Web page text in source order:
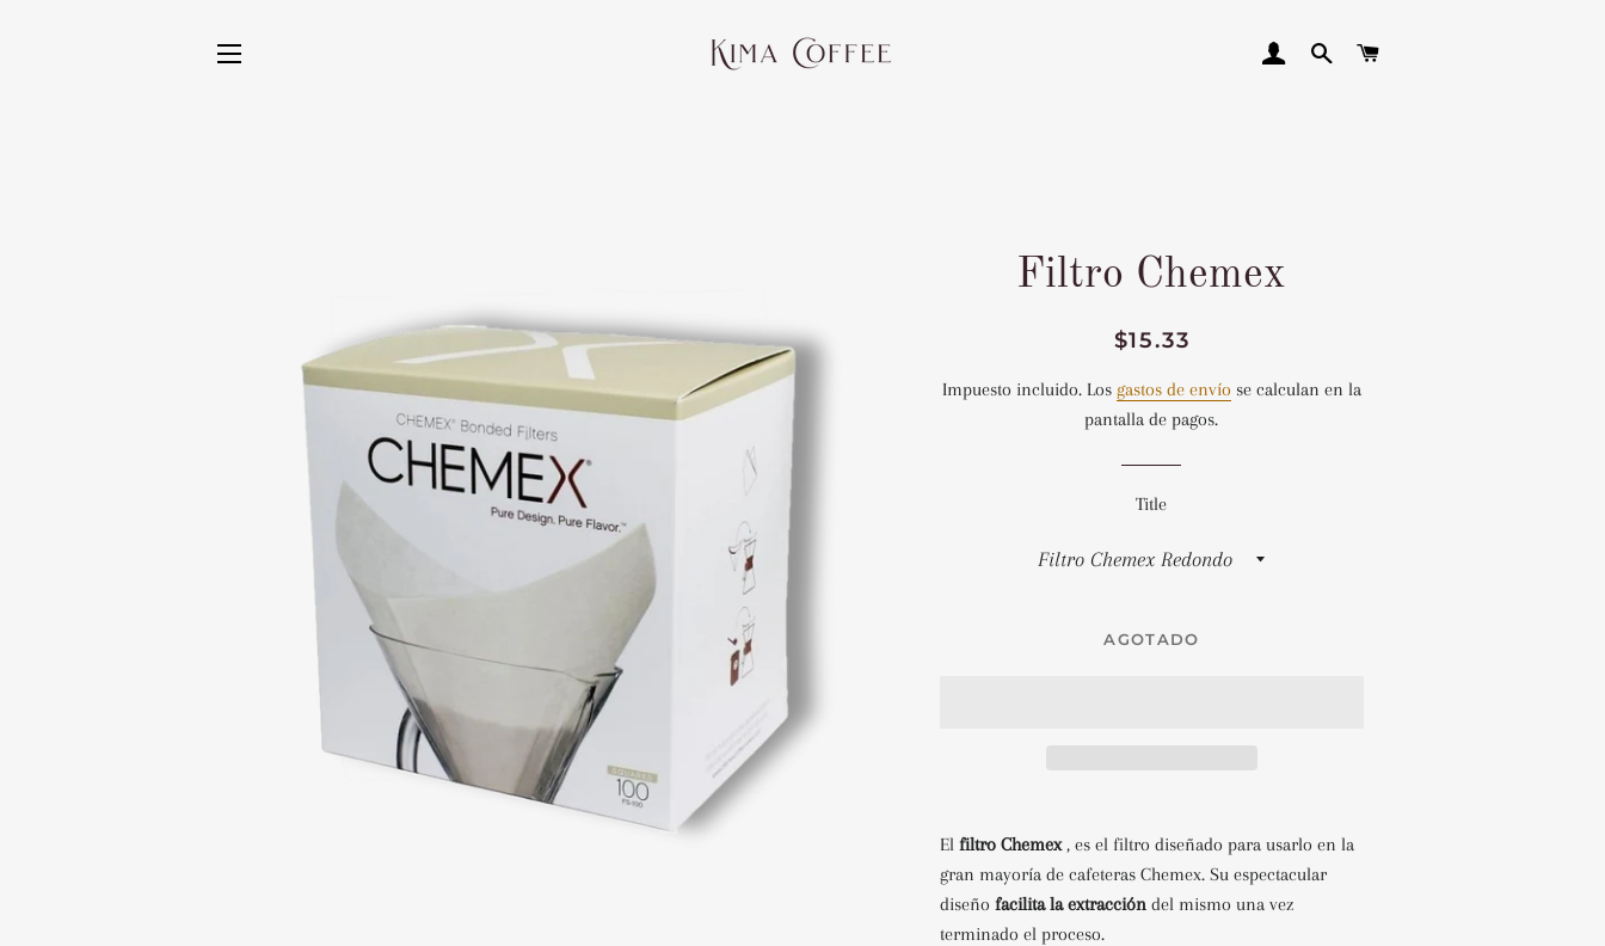
INGRESAR
BUSCAR
Filtro Chemex
Precio
Precio
venta
$15.33
Impuesto incluido. Los gastos de envío se calculan en la
pantalla de pagos.
Title
AGOTADO
El filtro Chemex, es el filtro diseñado para usarlo en la
gran mayoría de cafeteras Chemex. Su espectacular
diseño facilita la extracción del mismo una vez
terminado el proceso.